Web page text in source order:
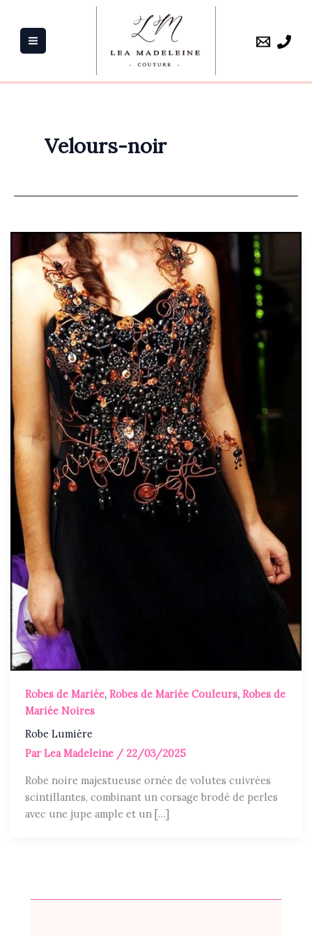
contenu
Velours-noir
Robes de Mariée,Robes de Mariée Couleurs,Robes de
Mariée Noires
Robe Lumière
ParLea Madeleine / 22/03/2025
Robe noire majestueuse ornée de volutes cuivrées
scintillantes, combinant un corsage brodé de perles
avec une jupe ample et un […]